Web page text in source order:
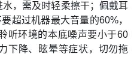
，需及时轻柔擦干；佩戴耳
超过机器最大音量的60%，
听环境的本底噪声要小于60
下降、眩晕等症状，切勿拖